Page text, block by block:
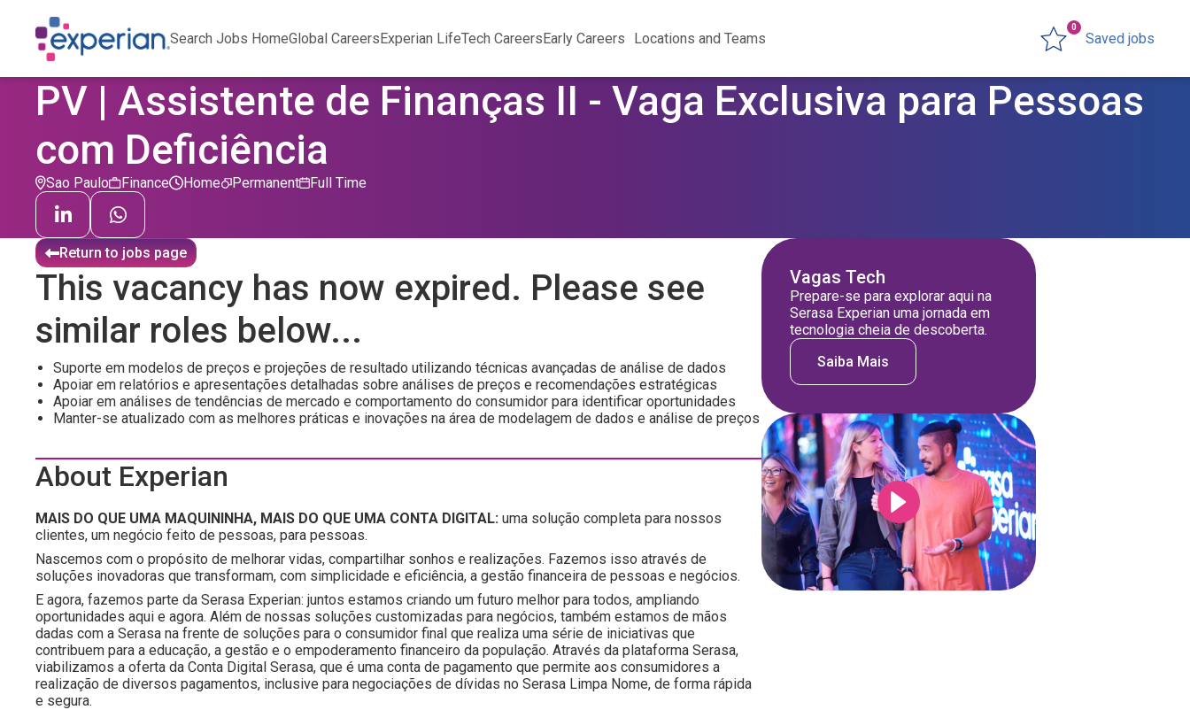
Search Jobs HomeGlobal CareersExperian LifeTech CareersEarly Careers Locations and Teams Saved jobs
0
PV | Assistente de Finanças II - Vaga Exclusiva para Pessoas
com Deficiência
Sao Paulo Finance Permanent
Home Full Time
Return to jobs page
This vacancy has now expired. Please see
similar roles below...
Suporte em modelos de preços e projeções de resultado utilizando técnicas avançadas de análise de dados
Apoiar em relatórios e apresentações detalhadas sobre análises de preços e recomendações estratégicas
Apoiar em análises de tendências de mercado e comportamento do consumidor para identificar oportunidades
Manter-se atualizado com as melhores práticas e inovações na área de modelagem de dados e análise de preços
About Experian
MAIS DO QUE UMA MAQUININHA, MAIS DO QUE UMA CONTA DIGITAL: uma solução completa para nossos
clientes, um negócio feito de pessoas, para pessoas.
Nascemos com o propósito de melhorar vidas, compartilhar sonhos e realizações. Fazemos isso através de
soluções inovadoras que transformam, com simplicidade e eficiência, a gestão financeira de pessoas e negócios.
E agora, fazemos parte da Serasa Experian: juntos estamos criando um futuro melhor para todos, ampliando
oportunidades aqui e agora. Além de nossas soluções customizadas para negócios, também estamos de mãos
dadas com a Serasa na frente de soluções para o consumidor final que realiza uma série de iniciativas que
contribuem para a educação, a gestão e o empoderamento financeiro da população. Através da plataforma Serasa,
viabilizamos a oferta da Conta Digital Serasa, que é uma conta de pagamento que permite aos consumidores a
realização de diversos pagamentos, inclusive para negociações de dívidas no Serasa Limpa Nome, de forma rápida
e segura.
Vagas Tech
Prepare-se para explorar aqui na
Serasa Experian uma jornada em
tecnologia cheia de descoberta.
Saiba Mais